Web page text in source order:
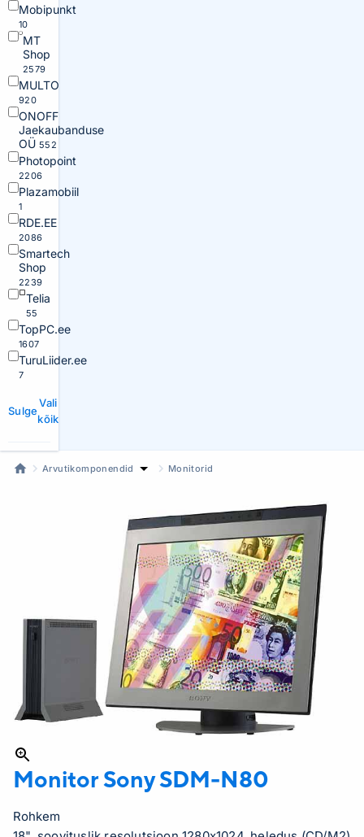
Mobipunkt
10
MT
Shop
2579
MULTO
920
ONOFF
Jaekaubanduse
OÜ 552
Photopoint
2206
Plazamobiil
1
RDE.EE
2086
Smartech
Shop
2239
Telia
55
TopPC.ee
1607
TuruLiider.ee
7
Sulge
Vali
kõik
Arvutikomponendid Monitorid
Monitor SonySDM-N80
Rohkem